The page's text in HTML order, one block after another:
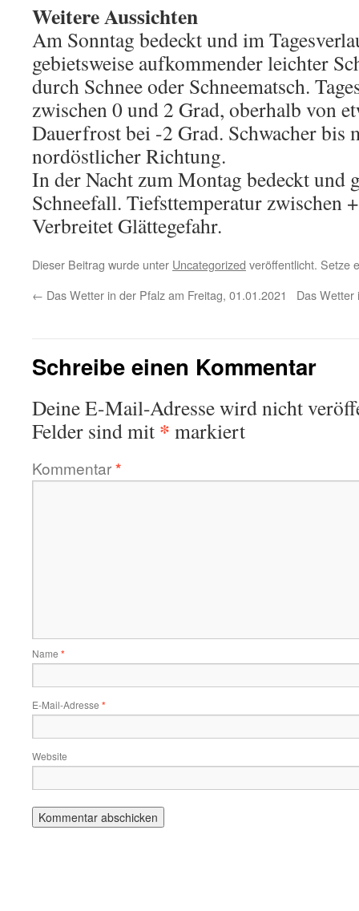
Weitere Aussichten
Am Sonntag bedeckt und im
gebietsweise aufkommender leichter
durch Schnee oder Schneematsch.
zwischen 0 und 2 Grad, oberhalb von
Dauerfrost bei -2 Grad. Schwacher bis
nordöstlicher Richtung.
In der Nacht zum Montag bedeckt und
Schneefall. Tiefsttemperatur zwischen
Verbreitet Glättegefahr.
Dieser Beitrag wurde unter Uncategorized veröffentlicht. Setze
← Das Wetter in der Pfalz am Freitag, 01.01.2021 Das Wetter
Schreibe einen Kommentar
Deine E-Mail-Adresse wird nicht
Felder sind mit * markiert
Kommentar*
Name *
E-Mail-Adresse *
Website